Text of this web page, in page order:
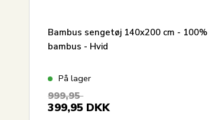
Bambus sengetøj 140x200 cm - 100%
bambus - Hvid
På lager
999,95
399,95 DKK